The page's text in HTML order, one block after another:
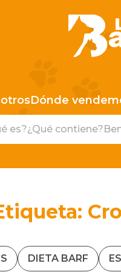
Dónde
es?¿Qué contiene?
DIETA BARF